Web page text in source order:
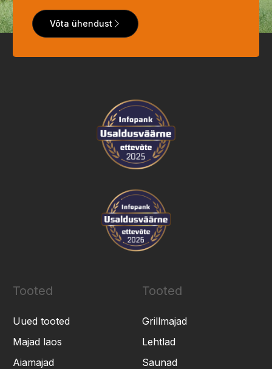
Võta ühendust
Tooted
Uued tooted
Majad laos
Aiamajad
Tooted
Grillmajad
Lehtlad
Saunad